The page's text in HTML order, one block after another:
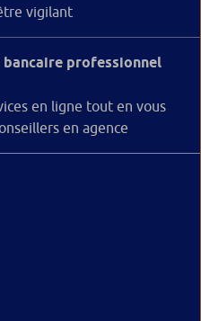
vigilant
professionnel
en ligne tout en vous
en agence